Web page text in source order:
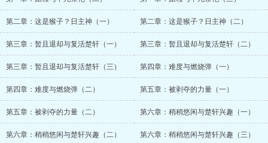
第二章：这是猴子？日主神（一） 第二章：这是猴子？日主神（二）
第三章：暂且退却与复活楚轩（一） 第三章：暂且退却与复活楚轩（二）
第三章：暂且退却与复活楚轩（三） 第四章：难度与燃烧弹（一）
第四章：难度与燃烧弹（二） 第五章：被剥夺的力量（一）
第五章：被剥夺的力量（二） 第六章：稍稍悠闲与楚轩兴趣（一）
第六章：稍稍悠闲与楚轩兴趣（二） 第六章：稍稍悠闲与楚轩兴趣（三）